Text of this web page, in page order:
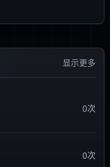
显示更多
0次
0次